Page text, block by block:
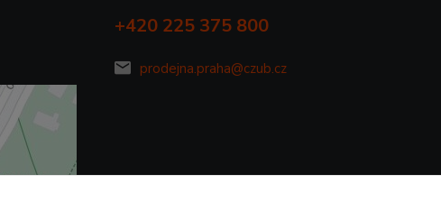
+420 225 375 800
prodejna.praha@czub.cz